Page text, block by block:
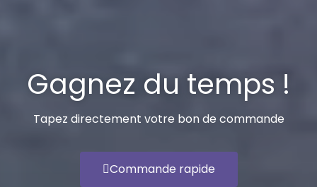
Gagnez du temps !
Tapez directement votre bon de commande
Commande rapide